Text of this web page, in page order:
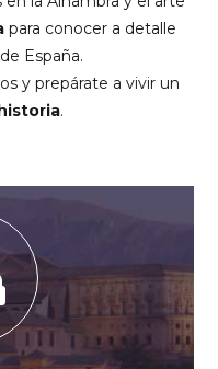
para conocer a detalle
España.
y prepárate a vivir un
.